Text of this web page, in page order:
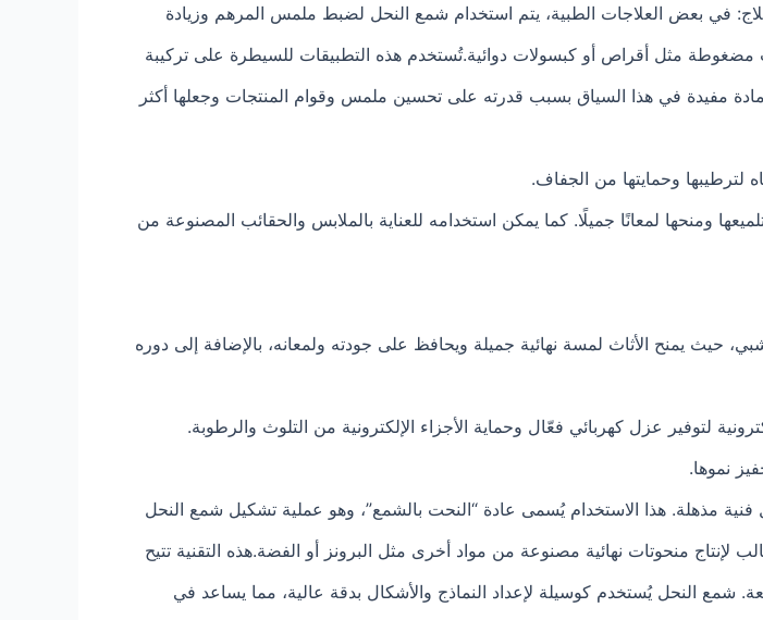
في بعض العلاجات الطبية، يتم استخدام شمع النحل لضبط ملمس المرهم وزيادة
مثل أقراص أو كبسولات دوائية.تُستخدم هذه التطبيقات للسيطرة على تركيبة
مفيدة في هذا السياق بسبب قدرته على تحسين ملمس وقوام المنتجات وجعلها أكثر
لترطيبها وحمايتها من الجفاف.
ومنحها لمعانًا جميلًا. كما يمكن استخدامه للعناية بالملابس والحقائب المصنوعة من
حيث يمنح الأثاث لمسة نهائية جميلة ويحافظ على جودته ولمعانه، بالإضافة إلى دوره
لتوفير عزل كهربائي فعّال وحماية الأجزاء الإلكترونية من التلوث والرطوبة.
نموها.
مذهلة. هذا الاستخدام يُسمى عادة “النحت بالشمع”، وهو عملية تشكيل شمع النحل
لإنتاج منحوتات نهائية مصنوعة من مواد أخرى مثل البرونز أو الفضة.هذه التقنية تتيح
شمع النحل يُستخدم كوسيلة لإعداد النماذج والأشكال بدقة عالية، مما يساعد في